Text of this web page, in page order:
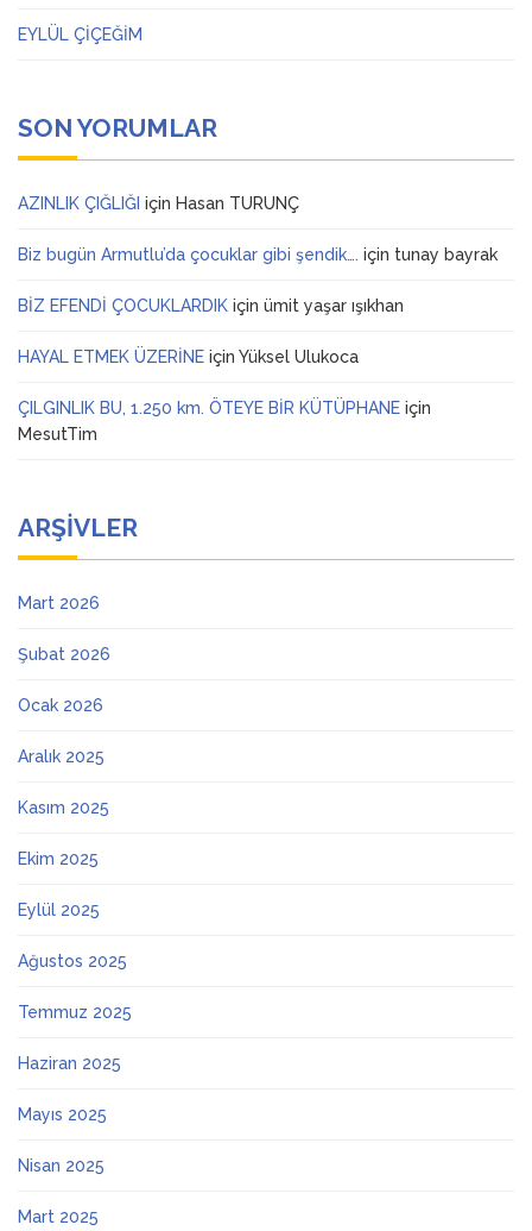
EYLÜL ÇİÇEĞİM
SON YORUMLAR
AZINLIK ÇIĞLIĞI için Hasan TURUNÇ
Biz bugün Armutlu’da çocuklar gibi şendik…. için tunay bayrak
BİZ EFENDİ ÇOCUKLARDIK için ümit yaşar ışıkhan
HAYAL ETMEK ÜZERİNE için Yüksel Ulukoca
ÇILGINLIK BU, 1.250 km. ÖTEYE BİR KÜTÜPHANE için
MesutTim
ARŞIVLER
Mart 2026
Şubat 2026
Ocak 2026
Aralık 2025
Kasım 2025
Ekim 2025
Eylül 2025
Ağustos 2025
Temmuz 2025
Haziran 2025
Mayıs 2025
Nisan 2025
Mart 2025